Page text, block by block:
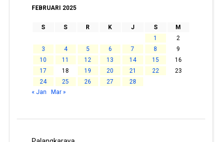
FEBRUARI 2025
S S R K J S
M
1
2
3
4 5 6 7 8
9
10
11 12 13 14 15
16
17
18 19 20 21 22
23
24
25 26 27
28
« Jan
Mar »